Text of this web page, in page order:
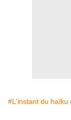
#L'instant du haïku